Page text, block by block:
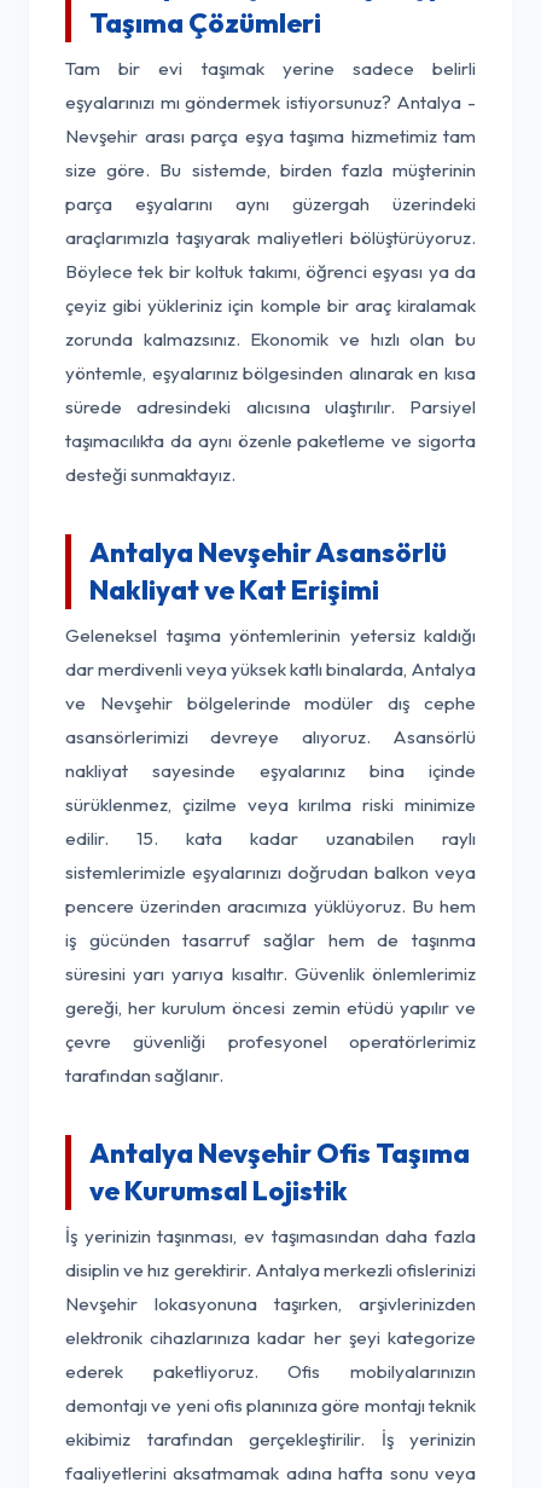
Taşıma Çözümleri
Tam bir evi taşımak yerine sadece belirli
eşyalarınızı mı göndermek istiyorsunuz? Antalya -
Nevşehir arası parça eşya taşıma hizmetimiz tam
size göre. Bu sistemde, birden fazla müşterinin
parça eşyalarını aynı güzergah üzerindeki
araçlarımızla taşıyarak maliyetleri bölüştürüyoruz.
Böylece tek bir koltuk takımı, öğrenci eşyası ya da
çeyiz gibi yükleriniz için komple bir araç kiralamak
zorunda kalmazsınız. Ekonomik ve hızlı olan bu
yöntemle, eşyalarınız bölgesinden alınarak en kısa
sürede adresindeki alıcısına ulaştırılır. Parsiyel
taşımacılıkta da aynı özenle paketleme ve sigorta
desteği sunmaktayız.
Antalya Nevşehir Asansörlü
Nakliyat ve Kat Erişimi
Geleneksel taşıma yöntemlerinin yetersiz kaldığı
dar merdivenli veya yüksek katlı binalarda, Antalya
ve Nevşehir bölgelerinde modüler dış cephe
asansörlerimizi devreye alıyoruz. Asansörlü
nakliyat sayesinde eşyalarınız bina içinde
sürüklenmez, çizilme veya kırılma riski minimize
edilir. 15. kata kadar uzanabilen raylı
sistemlerimizle eşyalarınızı doğrudan balkon veya
pencere üzerinden aracımıza yüklüyoruz. Bu hem
iş gücünden tasarruf sağlar hem de taşınma
süresini yarı yarıya kısaltır. Güvenlik önlemlerimiz
gereği, her kurulum öncesi zemin etüdü yapılır ve
çevre güvenliği profesyonel operatörlerimiz
tarafından sağlanır.
Antalya Nevşehir Ofis Taşıma
ve Kurumsal Lojistik
İş yerinizin taşınması, ev taşımasından daha fazla
disiplin ve hız gerektirir. Antalya merkezli ofislerinizi
Nevşehir lokasyonuna taşırken, arşivlerinizden
elektronik cihazlarınıza kadar her şeyi kategorize
ederek paketliyoruz. Ofis mobilyalarınızın
demontajı ve yeni ofis planınıza göre montajı teknik
ekibimiz tarafından gerçekleştirilir. İş yerinizin
faaliyetlerini aksatmamak adına hafta sonu veya